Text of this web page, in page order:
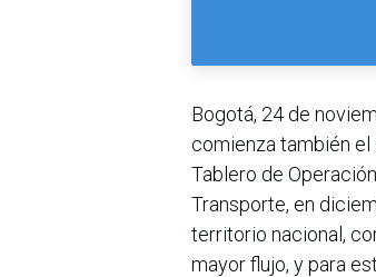
Bogotá, 24 de
comienza también
Tablero de
Transporte, en
territorio nacional,
mayor flujo, y para